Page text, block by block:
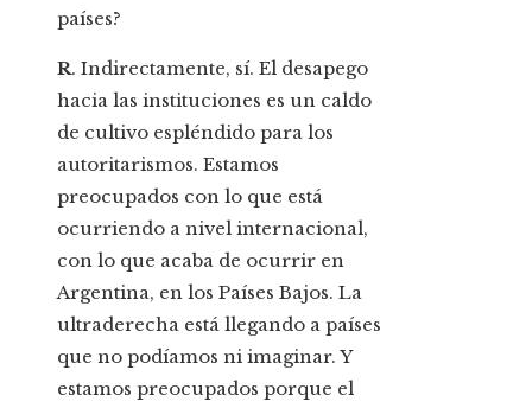
países?
R. Indirectamente, sí. El desapego
hacia las instituciones es un caldo
de cultivo espléndido para los
autoritarismos. Estamos
preocupados con lo que está
ocurriendo a nivel internacional,
con lo que acaba de ocurrir en
Argentina, en los Países Bajos. La
ultraderecha está llegando a países
que no podíamos ni imaginar. Y
estamos preocupados porque el